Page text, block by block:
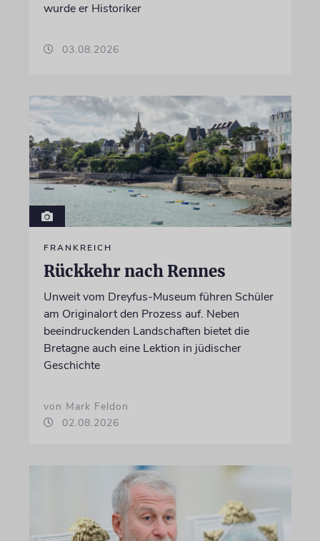
wurde er Historiker
03.08.2026
FRANKREICH
Rückkehr nach Rennes
Unweit vom Dreyfus-Museum führen Schüler
am Originalort den Prozess auf. Neben
beeindruckenden Landschaften bietet die
Bretagne auch eine Lektion in jüdischer
Geschichte
von Mark Feldon
02.08.2026